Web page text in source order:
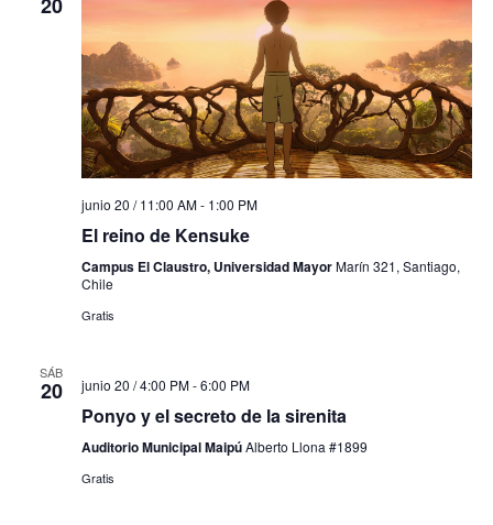
junio 20 / 11:00 AM- 1:00 PM
El reino de Kensuke
Campus El Claustro, Universidad MayorMarín 321, Santiago,
Chile
Gratis
SÁB
20 junio 20 / 4:00 PM-6:00 PM
Ponyo y el secreto de la sirenita
Auditorio Municipal MaipúAlberto Llona #1899
Gratis